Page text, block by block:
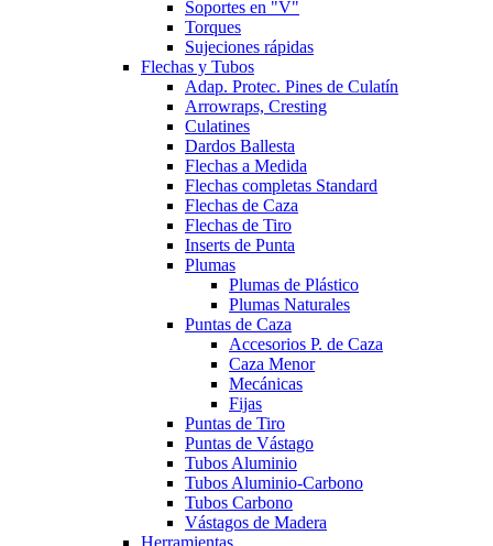
Soportes en "V"
Torques
Sujeciones rápidas
Flechas y Tubos
Adap. Protec. Pines de Culatín
Arrowraps, Cresting
Culatines
Dardos Ballesta
Flechas a Medida
Flechas completas Standard
Flechas de Caza
Flechas de Tiro
Inserts de Punta
Plumas
Plumas de Plástico
Plumas Naturales
Puntas de Caza
Accesorios P. de Caza
Caza Menor
Mecánicas
Fijas
Puntas de Tiro
Puntas de Vástago
Tubos Aluminio
Tubos Aluminio-Carbono
Tubos Carbono
Vástagos de Madera
Herramientas